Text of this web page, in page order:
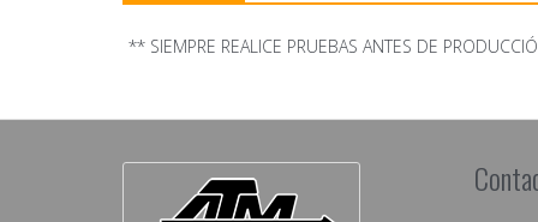
** SIEMPRE REALICE PRUEBAS ANTES DE